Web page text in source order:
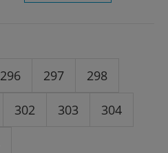
296 297 298
302 303 304